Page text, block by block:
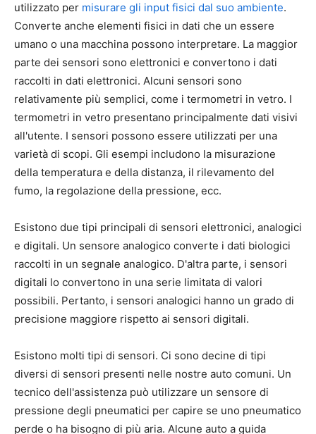
utilizzato per misurare gli input fisici dal suo ambiente.
Converte anche elementi fisici in dati che un essere
umano o una macchina possono interpretare. La maggior
parte dei sensori sono elettronici e convertono i dati
raccolti in dati elettronici. Alcuni sensori sono
relativamente più semplici, come i termometri in vetro. I
termometri in vetro presentano principalmente dati visivi
all'utente. I sensori possono essere utilizzati per una
varietà di scopi. Gli esempi includono la misurazione
della temperatura e della distanza, il rilevamento del
fumo, la regolazione della pressione, ecc.
Esistono due tipi principali di sensori elettronici, analogici
e digitali. Un sensore analogico converte i dati biologici
raccolti in un segnale analogico. D'altra parte, i sensori
digitali lo convertono in una serie limitata di valori
possibili. Pertanto, i sensori analogici hanno un grado di
precisione maggiore rispetto ai sensori digitali.
Esistono molti tipi di sensori. Ci sono decine di tipi
diversi di sensori presenti nelle nostre auto comuni. Un
tecnico dell'assistenza può utilizzare un sensore di
pressione degli pneumatici per capire se uno pneumatico
perde o ha bisogno di più aria. Alcune auto a guida